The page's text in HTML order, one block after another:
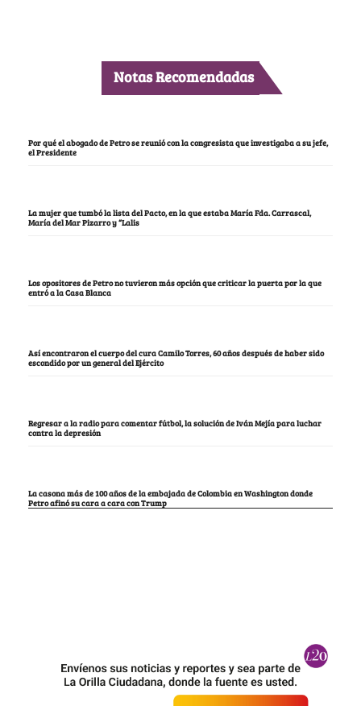
Notas Recomendadas
Por qué el abogado de Petro se reunió con la congresista que investigaba a su jefe,
el Presidente
La mujer que tumbó la lista del Pacto, en la que estaba María Fda. Carrascal,
María del Mar Pizarro y “Lalis
Los opositores de Petro no tuvieron más opción que criticar la puerta por la que
entró a la Casa Blanca
Así encontraron el cuerpo del cura Camilo Torres, 60 años después de haber sido
escondido por un general del Ejército
Regresar a la radio para comentar fútbol, la solución de Iván Mejía para luchar
contra la depresión
La casona más de 100 años de la embajada de Colombia en Washington donde
Petro afinó su cara a cara con Trump